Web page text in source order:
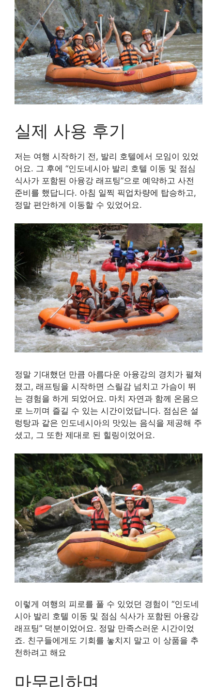
실제 사용 후기
저는 여행 시작하기 전, 발리 호텔에서 모임이 있었
어요. 그 후에 “인도네시아 발리 호텔 이동 및 점심
식사가 포함된 아융강 래프팅”으로 예약하고 사전
준비를 했답니다. 아침 일찍 픽업차량에 탑승하고,
정말 편안하게 이동할 수 있었어요.
정말 기대했던 만큼 아름다운 아융강의 경치가 펼쳐
졌고, 래프팅을 시작하면 스릴감 넘치고 가슴이 뛰
는 경험을 하게 되었어요. 마치 자연과 함께 온몸으
로 느끼며 즐길 수 있는 시간이었답니다. 점심은 설
렁탕과 같은 인도네시아의 맛있는 음식을 제공해 주
셨고, 그 또한 제대로 된 힐링이었어요.
이렇게 여행의 피로를 풀 수 있었던 경험이 “인도네
시아 발리 호텔 이동 및 점심 식사가 포함된 아융강
래프팅” 덕분이었어요. 정말 만족스러운 시간이었
죠. 친구들에게도 기회를 놓치지 말고 이 상품을 추
천하려고 해요
마무리하며